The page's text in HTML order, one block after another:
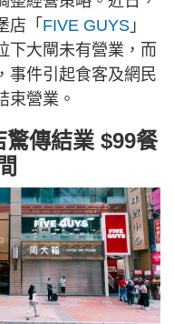
店「 FIVE GUYS 」
下大閘未有營業，而
事件引起食客及網民
束營業。
傳結業 $99餐